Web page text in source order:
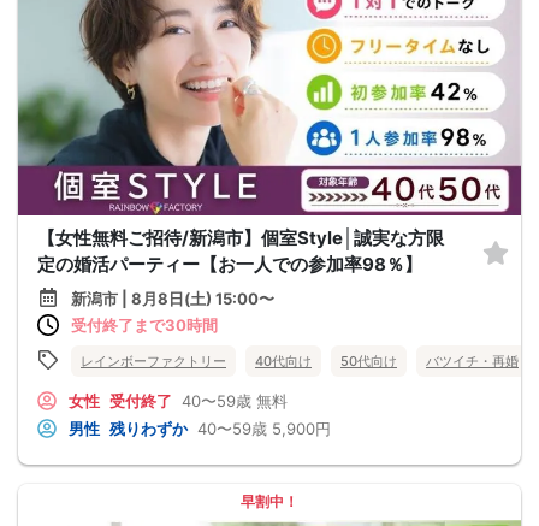
【女性無料ご招待/新潟市】個室Style│誠実な方限
定の婚活パーティー【お一人での参加率98％】
新潟市 | 8月8日(土) 15:00〜
受付終了まで30時間
レインボーファクトリー 40代向け 50代向け バツイチ・再婚
女性 受付終了 40〜59歳 無料
男性 残りわずか 40〜59歳 5,900円
早割中！